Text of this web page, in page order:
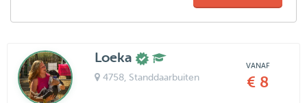
Loeka
4758, Standdaarbuiten
VANAF
€ 8